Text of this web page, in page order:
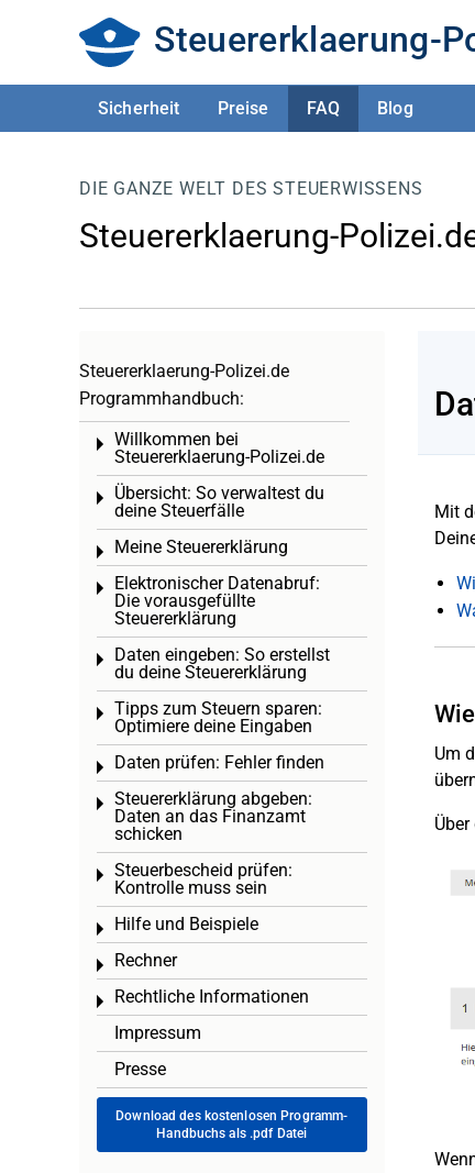
Steuererklaerung-
Sicherheit Preise FAQ Blog
DIE GANZE WELT DES STEUERWISSENS
Steuererklaerung-
Mit
Um
Über
Steuererklaerung-Polizei.de
Programmhandbuch:
Willkommen bei
Steuererklaerung-Polizei.de
Toggle menu
Übersicht: So verwaltest du
deine Steuerfälle
Toggle menu
Meine Steuererklärung
Toggle menu
Elektronischer Datenabruf:
Die vorausgefüllte
Steuererklärung
Toggle menu
Daten eingeben: So erstellst
du deine Steuererklärung
Toggle menu
Tipps zum Steuern sparen:
Optimiere deine Eingaben
Toggle menu
Daten prüfen: Fehler finden
Toggle menu
Steuererklärung abgeben:
Daten an das Finanzamt
schicken
Toggle menu
Steuerbescheid prüfen:
Kontrolle muss sein
Toggle menu
Hilfe und Beispiele
Toggle menu
Rechner
Toggle menu
Rechtliche Informationen
Toggle menu
Impressum
Presse
Download des kostenlosen Programm-
Handbuchs als .pdf Datei